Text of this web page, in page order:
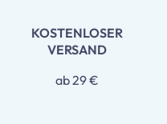
KOSTENLOSER
VERSAND
ab 29 €